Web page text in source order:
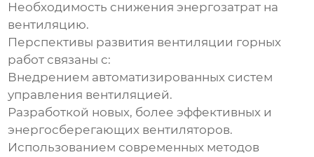
Необходимость снижения энергозатрат на
вентиляцию.
Перспективы развития вентиляции горных
работ связаны с:
Внедрением автоматизированных систем
управления вентиляцией.
Разработкой новых, более эффективных и
энергосберегающих вентиляторов.
Использованием современных методов